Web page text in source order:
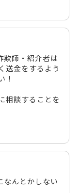
師・紹介者は
送金をするよう
！
相談することを
んとかしない